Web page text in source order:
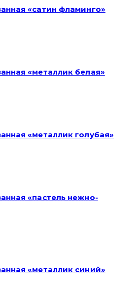
«сатин фламинго»
«металлик белая»
«металлик голубая»
«пастель нежно-
«металлик синий»